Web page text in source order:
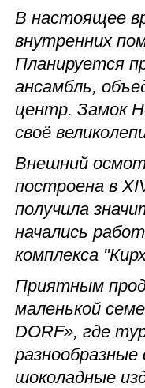
В настоящее
внутренних
Планируется
ансамбль,
центр. Замок
своё
Внешний
построена в
получила
начались
комплекса
Приятным
маленькой
DORF», где
шоколадные